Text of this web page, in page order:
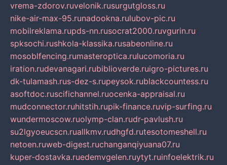
vrema-zdorov.ruvelonik.rusurgutgloss.ru
nike-air-max-95.runadookna.rulubov-pic.ru
mobilreklama.rupds-nn.rusocrat2000.ruvgurin.ru
spksochi.rushkola-klassika.rusabeonline.ru
mosoblfencing.rumasteroptica.rulucomoria.ru
iration.rudevanagari.rubiblioverde.ruigro-pictures.ru
dk-tulamash.rus-dez-s.rupeysok.rublackcountess.ru
asoftdoc.ruscifichannel.ruocenka-appraisal.ru
mudconnector.ruhitstih.rupik-finance.ruvip-surfing.ru
wundermoscow.ruolymp-clan.rudr-pavlush.ru
su2lgyoeucscn.ruallkmv.rudhgfd.rutesotomeshell.ru
netoen.ruweb-digest.ruchanganqiyuana07.ru
kuper-dostavka.ruedemvgelen.ruytyt.ruinfoelektrik.ru